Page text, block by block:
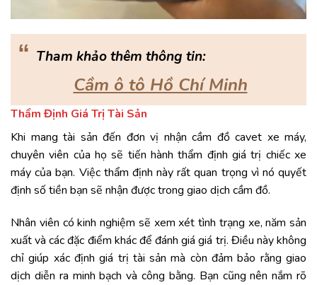
“ Tham khảo thêm thông tin:
Cầm ô tô Hồ Chí Minh
Thẩm Định Giá Trị Tài Sản
Khi mang tài sản đến đơn vị nhận cầm đồ cavet xe máy,
chuyên viên của họ sẽ tiến hành thẩm định giá trị chiếc xe
máy của bạn. Việc thẩm định này rất quan trọng vì nó quyết
định số tiền bạn sẽ nhận được trong giao dịch cầm đồ.
Nhân viên có kinh nghiệm sẽ xem xét tình trạng xe, năm sản
xuất và các đặc điểm khác để đánh giá giá trị. Điều này không
chỉ giúp xác định giá trị tài sản mà còn đảm bảo rằng giao
dịch diễn ra minh bạch và công bằng. Bạn cũng nên nắm rõ